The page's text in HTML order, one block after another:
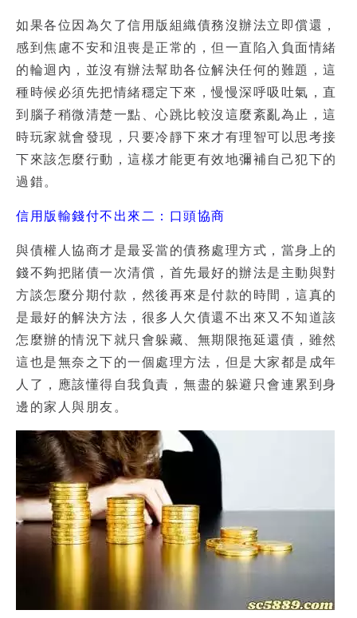
如果各位因為欠了信用版組織債務沒辦法立即償還，
感到焦慮不安和沮喪是正常的，但一直陷入負面情緒
的輪迴內，並沒有辦法幫助各位解決任何的難題，這
種時候必須先把情緒穩定下來，慢慢深呼吸吐氣，直
到腦子稍微清楚一點、心跳比較沒這麼紊亂為止，這
時玩家就會發現，只要冷靜下來才有理智可以思考接
下來該怎麼行動，這樣才能更有效地彌補自己犯下的
過錯。
信用版輸錢付不出來二：口頭協商
與債權人協商才是最妥當的債務處理方式，當身上的
錢不夠把賭債一次清償，首先最好的辦法是主動與對
方談怎麼分期付款，然後再來是付款的時間，這真的
是最好的解決方法，很多人欠債還不出來又不知道該
怎麼辦的情況下就只會躲藏、無期限拖延還債，雖然
這也是無奈之下的一個處理方法，但是大家都是成年
人了，應該懂得自我負責，無盡的躲避只會連累到身
邊的家人與朋友。